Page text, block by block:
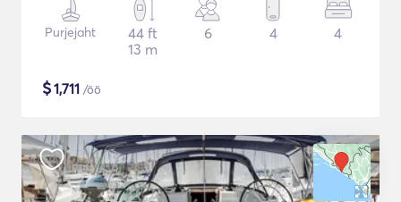
Purjejaht
44 ft
13 m
6 4 4
$1,711 /öö